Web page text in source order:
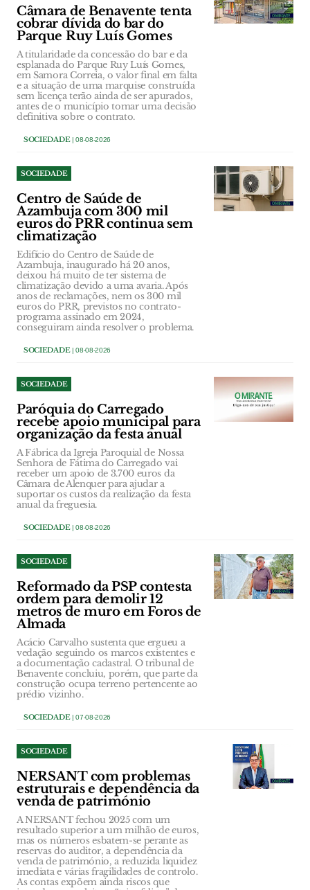
Câmara de Benavente tenta
cobrar dívida do bar do
Parque Ruy Luís Gomes
A titularidade da concessão do bar e da
esplanada do Parque Ruy Luís Gomes,
em Samora Correia, o valor final em falta
e a situação de uma marquise construída
sem licença terão ainda de ser apurados,
antes de o município tomar uma decisão
definitiva sobre o contrato.
SOCIEDADE| 08-08-2026
SOCIEDADE
Centro de Saúde de
Azambuja com 300 mil
euros do PRR continua sem
climatização
Edifício do Centro de Saúde de
Azambuja, inaugurado há 20 anos,
deixou há muito de ter sistema de
climatização devido a uma avaria. Após
anos de reclamações, nem os 300 mil
euros do PRR, previstos no contrato-
programa assinado em 2024,
conseguiram ainda resolver o problema.
SOCIEDADE| 08-08-2026
SOCIEDADE
Paróquia do Carregado
recebe apoio municipal para
organização da festa anual
A Fábrica da Igreja Paroquial de Nossa
Senhora de Fátima do Carregado vai
receber um apoio de 3.700 euros da
Câmara de Alenquer para ajudar a
suportar os custos da realização da festa
anual da freguesia.
SOCIEDADE| 08-08-2026
SOCIEDADE
Reformado da PSP contesta
ordem para demolir 12
metros de muro em Foros de
Almada
Acácio Carvalho sustenta que ergueu a
vedação seguindo os marcos existentes e
a documentação cadastral. O tribunal de
Benavente concluiu, porém, que parte da
construção ocupa terreno pertencente ao
prédio vizinho.
SOCIEDADE| 07-08-2026
SOCIEDADE
NERSANT com problemas
estruturais e dependência da
venda de património
A NERSANT fechou 2025 com um
resultado superior a um milhão de euros,
mas os números esbatem-se perante as
reservas do auditor, a dependência da
venda de património, a reduzida liquidez
imediata e várias fragilidades de controlo.
As contas expõem ainda riscos que